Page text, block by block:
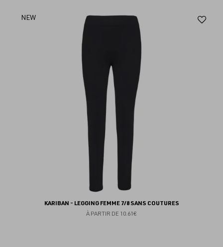
NEW
KARIBAN - LEGGING FEMME 7/8 SANS COUTURES
À PARTIR DE 10.61€